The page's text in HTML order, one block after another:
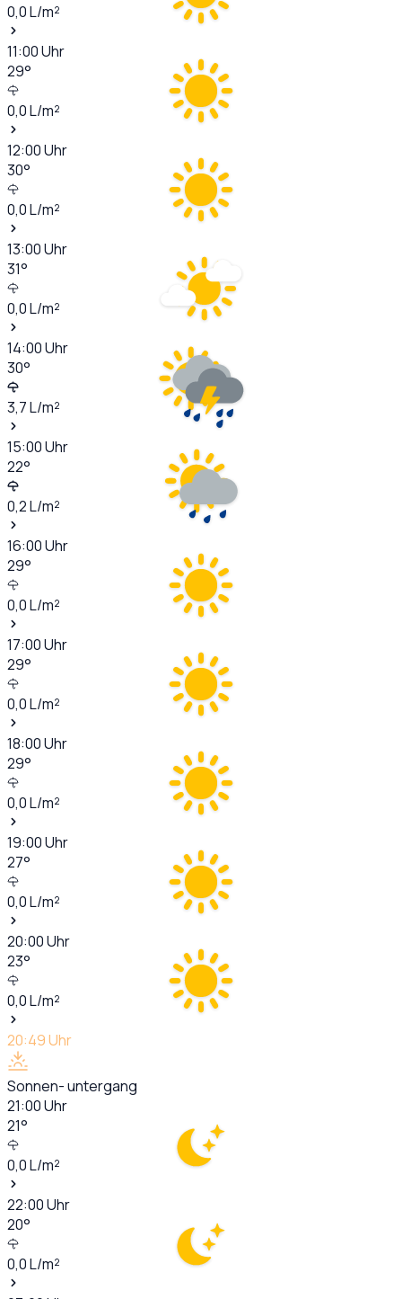
0,0L/m²
11:00Uhr
29°
0,0L/m²
12:00Uhr
30°
0,0L/m²
13:00Uhr
31°
0,0L/m²
14:00Uhr
30°
3,7L/m²
15:00Uhr
22°
0,2L/m²
16:00Uhr
29°
0,0L/m²
17:00Uhr
29°
0,0L/m²
18:00Uhr
29°
0,0L/m²
19:00Uhr
27°
0,0L/m²
20:00Uhr
23°
0,0L/m²
20:49Uhr
Sonnen- untergang
21:00Uhr
21°
0,0L/m²
22:00Uhr
20°
0,0L/m²